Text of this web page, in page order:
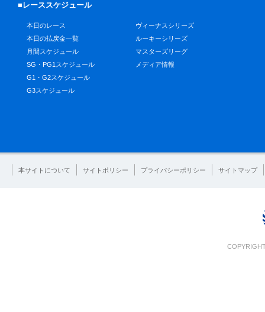
■レーススケジュール
本日のレース
本日の払戻金一覧
月間スケジュール
SG・PG1スケジュール
G1・G2スケジュール
G3スケジュール
ヴィーナスシリーズ
ルーキーシリーズ
マスターズリーグ
メディア情報
本サイトについて サイトポリシー プライバシーポリシー サイトマップ